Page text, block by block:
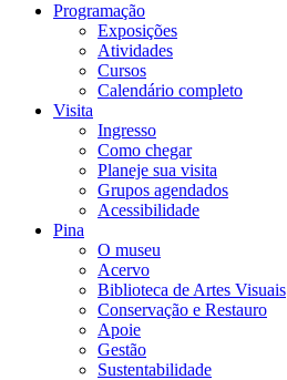
Programação
Exposições
Atividades
Cursos
Calendário completo
Visita
Ingresso
Como chegar
Planeje sua visita
Grupos agendados
Acessibilidade
Pina
O museu
Acervo
Biblioteca de Artes Visuais
Conservação e Restauro
Apoie
Gestão
Sustentabilidade